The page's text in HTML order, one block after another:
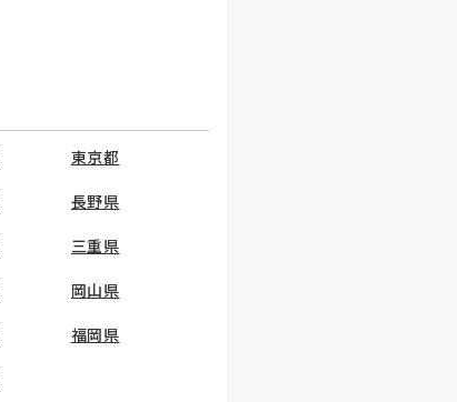
東京都
長野県
三重県
岡山県
福岡県